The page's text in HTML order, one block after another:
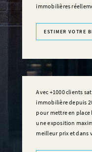
immobilières
ESTIMER VOTRE
Avec +1000 clients
immobilière depuis
pour mettre en place
une exposition
meilleur prix et dans